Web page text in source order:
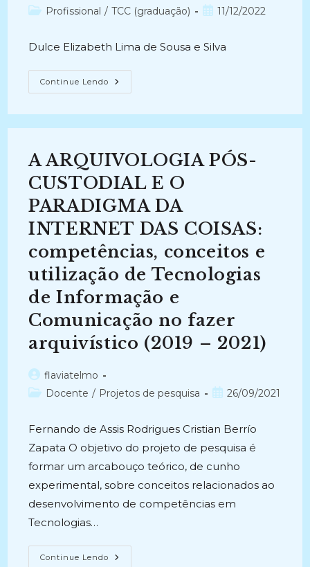
do
Categoria
Profissional / TCC (graduação)
Post11/12/2022
Dulce Elizabeth Lima de Sousa e Silva
Continue Lendo A
COSMOLOGIA
Átomos
A ARQUIVOLOGIA PÓS-
CUSTODIAL E O
PARADIGMA DA
INTERNET DAS COISAS:
competências, conceitos e
utilização de Tecnologias
de Informação e
Comunicação no fazer
arquivístico (2019 – 2021)
Autor
do
flaviatelmo
Categoria
Docente / Projetos de pesquisa
Post26/09/2021
Fernando de Assis Rodrigues Cristian Berrío
Zapata O objetivo do projeto de pesquisa é
formar um arcabouço teórico, de cunho
experimental, sobre conceitos relacionados ao
desenvolvimento de competências em
Tecnologias…
Continue Lendo A